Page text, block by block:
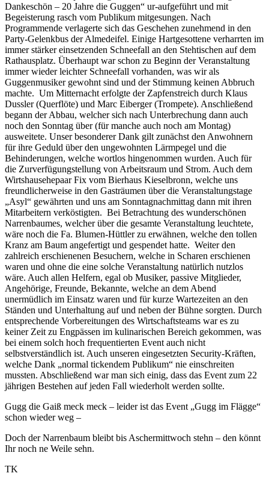
Dankeschön – 20 Jahre die Guggen“ ur-aufgeführt und mit
Begeisterung rasch vom Publikum mitgesungen. Nach
Programmende verlagerte sich das Geschehen zunehmend in den
Party-Gelenkbus der Almedeifel. Einige Hartgesottene verharrten im
immer stärker einsetzenden Schneefall an den Stehtischen auf dem
Rathausplatz. Überhaupt war schon zu Beginn der Veranstaltung
immer wieder leichter Schneefall vorhanden, was wir als
Guggenmusiker gewohnt sind und der Stimmung keinen Abbruch
machte. Um Mitternacht erfolgte der Zapfenstreich durch Klaus
Dussler (Querflöte) und Marc Eiberger (Trompete). Anschließend
begann der Abbau, welcher sich nach Unterbrechung dann auch
noch den Sonntag über (für manche auch noch am Montag)
ausweitete. Unser besonderer Dank gilt zunächst den Anwohnern
für ihre Geduld über den ungewohnten Lärmpegel und die
Behinderungen, welche wortlos hingenommen wurden. Auch für
die Zurverfügungstellung von Arbeitsraum und Strom. Auch dem
Wirtshausehepaar Fix vom Bierhaus Kieselbronn, welche uns
freundlicherweise in den Gasträumen über die Veranstaltungstage
„Asyl“ gewährten und uns am Sonntagnachmittag dann mit ihren
Mitarbeitern verköstigten. Bei Betrachtung des wunderschönen
Narrenbaumes, welcher über die gesamte Veranstaltung leuchtete,
wäre noch die Fa. Blumen-Hüttler zu erwähnen, welche den tollen
Kranz am Baum angefertigt und gespendet hatte. Weiter den
zahlreich erschienenen Besuchern, welche in Scharen erschienen
waren und ohne die eine solche Veranstaltung natürlich nutzlos
wäre. Auch allen Helfern, egal ob Musiker, passive Mitglieder,
Angehörige, Freunde, Bekannte, welche an dem Abend
unermüdlich im Einsatz waren und für kurze Wartezeiten an den
Ständen und Unterhaltung auf und neben der Bühne sorgten. Durch
entsprechende Vorbereitungen des Wirtschaftsteams war es zu
keiner Zeit zu Engpässen im kulinarischen Bereich gekommen, was
bei einem solch hoch frequentierten Event auch nicht
selbstverständlich ist. Auch unseren eingesetzten Security-Kräften,
welche Dank „normal tickendem Publikum“ nie einschreiten
mussten. Abschließend war man sich einig, dass das Event zum 22
jährigen Bestehen auf jeden Fall wiederholt werden sollte.
Gugg die Gaiß meck meck – leider ist das Event „Gugg im Flägge“
schon wieder weg –
Doch der Narrenbaum bleibt bis Aschermittwoch stehn – den könnt
Ihr noch ne Weile sehn.
TK